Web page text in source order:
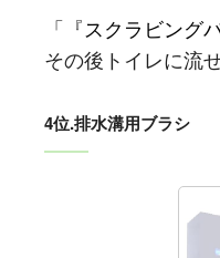
「『スクラビング
その後トイレに流
4位.排水溝用ブラシ